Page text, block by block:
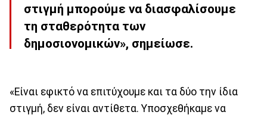
στιγμή μπορούμε να διασφαλίσουμε
τη σταθερότητα των
δημοσιονομικών», σημείωσε.
«Είναι εφικτό να επιτύχουμε και τα δύο την ίδια
στιγμή, δεν είναι αντίθετα. Υποσχεθήκαμε να